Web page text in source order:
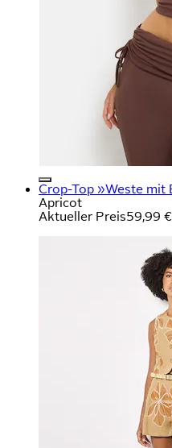
Crop-Top »Weste mit
Apricot
Aktueller Preis59,99 €